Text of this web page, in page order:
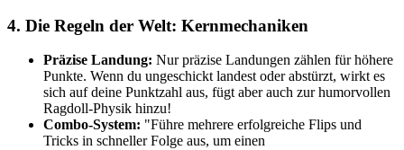
4. Die Regeln der Welt: Kernmechaniken
Präzise Landung: Nur präzise Landungen zählen für höhere
Punkte. Wenn du ungeschickt landest oder abstürzt, wirkt es
sich auf deine Punktzahl aus, fügt aber auch zur humorvollen
Ragdoll-Physik hinzu!
Combo-System: "Führe mehrere erfolgreiche Flips und
Tricks in schneller Folge aus, um einen